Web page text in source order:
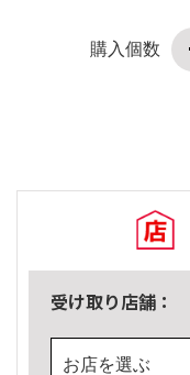
購入個数
受け取り店舗：
お店を選ぶ